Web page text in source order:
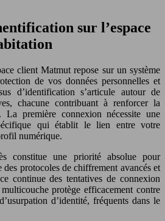
sur l’espace
client Matmut repose sur un système
de vos données personnelles et
d’identification s’articule autour de
chacune contribuant à renforcer la
La première connexion nécessite une
qui établit le lien entre votre
numérique.
constitue une priorité absolue pour
protocoles de chiffrement avancés et
continue des tentatives de connexion
protège efficacement contre
d’identité, fréquents dans le